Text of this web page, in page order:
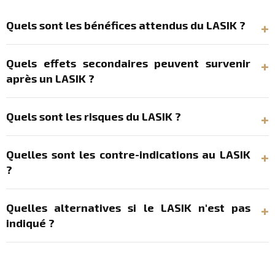
Quels sont les bénéfices attendus du LASIK ?
Quels effets secondaires peuvent survenir
après un LASIK ?
Quels sont les risques du LASIK ?
Quelles sont les contre-indications au LASIK
?
Quelles alternatives si le LASIK n'est pas
indiqué ?